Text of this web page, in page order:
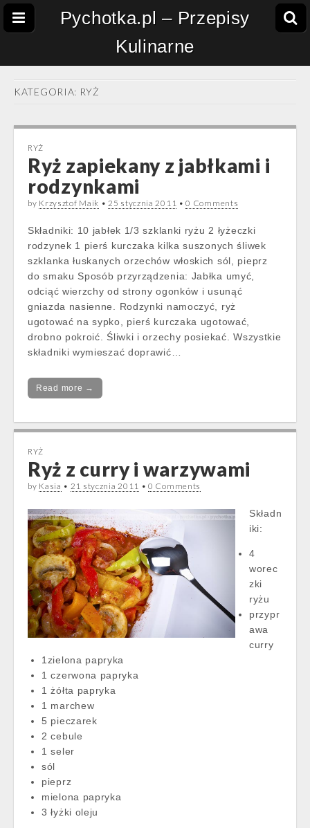
Pychotka.pl – Przepisy
Kulinarne
KATEGORIA: RYŻ
RYŻ
Ryż zapiekany z jabłkami i
rodzynkami
by Krzysztof Maik •25 stycznia 2011 •0 Comments
Składniki: 10 jabłek 1/3 szklanki ryżu 2 łyżeczki
rodzynek 1 pierś kurczaka kilka suszonych śliwek
szklanka łuskanych orzechów włoskich sól, pieprz
do smaku Sposób przyrządzenia: Jabłka umyć,
odciąć wierzchy od strony ogonków i usunąć
gniazda nasienne. Rodzynki namoczyć, ryż
ugotować na sypko, pierś kurczaka ugotować,
drobno pokroić. Śliwki i orzechy posiekać. Wszystkie
składniki wymieszać doprawić…
Read more →
RYŻ
Ryż z curry i warzywami
by Kasia • 21 stycznia 2011 •0 Comments
Składn
iki:
4
worec
zki
ryżu
przypr
awa
curry
1zielona papryka
1 czerwona papryka
1 żółta papryka
1 marchew
5 pieczarek
2 cebule
1 seler
sól
pieprz
mielona papryka
3 łyżki oleju